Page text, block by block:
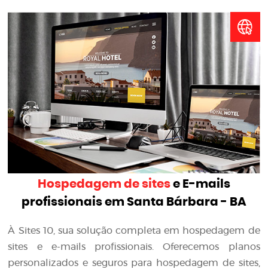
Hospedagem de sitese E-mails
profissionais em Santa Bárbara - BA
À Sites 10, sua solução completa em hospedagem de
sites e e-mails profissionais. Oferecemos planos
personalizados e seguros para hospedagem de sites,